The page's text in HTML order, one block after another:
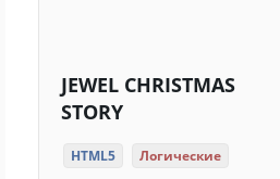
JEWEL CHRISTMAS
STORY
HTML5 Логические